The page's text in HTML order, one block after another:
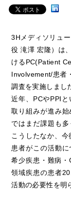
3Hメディソリュ
役 滝澤 宏隆）は
けるPC(Patient
Involvement/患者
調査を実施しまし
近年、PCやPPI
取り組みが進み
ではまだ課題も多
こうしたなか、今
患者がこの活動
希少疾患・難病
領域疾患の患者
活動の必要性を明